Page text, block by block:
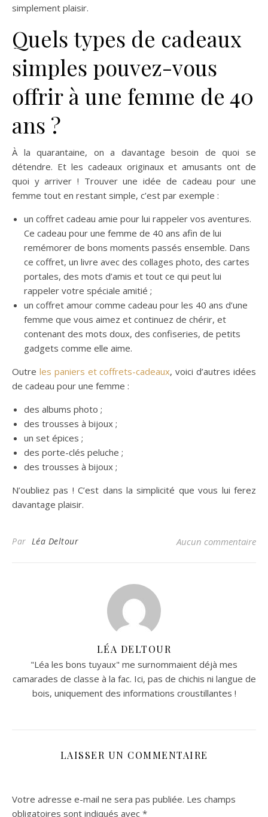
simplement plaisir.
Quels types de cadeaux
simples pouvez-vous
offrir à une femme de 40
ans ?
À la quarantaine, on a davantage besoin de quoi se
détendre. Et les cadeaux originaux et amusants ont de
quoi y arriver ! Trouver une idée de cadeau pour une
femme tout en restant simple, c’est par exemple :
un coffret cadeau amie pour lui rappeler vos aventures.
Ce cadeau pour une femme de 40 ans afin de lui
remémorer de bons moments passés ensemble. Dans
ce coffret, un livre avec des collages photo, des cartes
portales, des mots d’amis et tout ce qui peut lui
rappeler votre spéciale amitié ;
un coffret amour comme cadeau pour les 40 ans d’une
femme que vous aimez et continuez de chérir, et
contenant des mots doux, des confiseries, de petits
gadgets comme elle aime.
Outre les paniers et coffrets-cadeaux, voici d’autres idées
de cadeau pour une femme :
des albums photo ;
des trousses à bijoux ;
un set épices ;
des porte-clés peluche ;
des trousses à bijoux ;
N’oubliez pas ! C’est dans la simplicité que vous lui ferez
davantage plaisir.
Par Léa Deltour Aucun commentaire
LÉA DELTOUR
"Léa les bons tuyaux" me surnommaient déjà mes
camarades de classe à la fac. Ici, pas de chichis ni langue de
bois, uniquement des informations croustillantes !
LAISSER UN COMMENTAIRE
Votre adresse e-mail ne sera pas publiée. Les champs
obligatoires sont indiqués avec *